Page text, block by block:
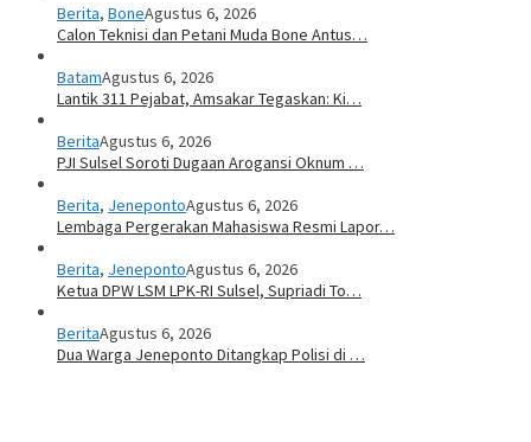
Berita, BoneAgustus 6, 2026
Calon Teknisi dan Petani Muda Bone Antus…
BatamAgustus 6, 2026
Lantik 311 Pejabat, Amsakar Tegaskan: Ki…
BeritaAgustus 6, 2026
PJI Sulsel Soroti Dugaan Arogansi Oknum …
Berita, JenepontoAgustus 6, 2026
Lembaga Pergerakan Mahasiswa Resmi Lapor…
Berita, JenepontoAgustus 6, 2026
Ketua DPW LSM LPK-RI Sulsel, Supriadi To…
BeritaAgustus 6, 2026
Dua Warga Jeneponto Ditangkap Polisi di …